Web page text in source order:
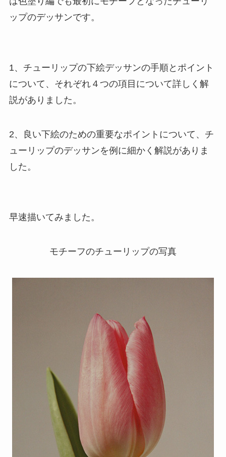
ップのデッサンです。
1、チューリップの下絵デッサンの手順とポイント
について、それぞれ４つの項目について詳しく解
説がありました。
2、良い下絵のための重要なポイントについて、チ
ューリップのデッサンを例に細かく解説がありま
した。
早速描いてみました。
モチーフのチューリップの写真